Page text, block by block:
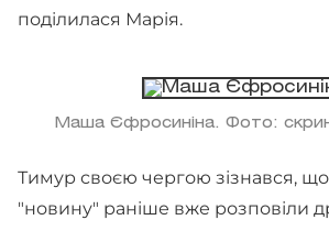
поділилася Марія.
Маша Єфросиніна. Фото:
Тимур своєю чергою зізнався,
"новину" раніше вже розповіли